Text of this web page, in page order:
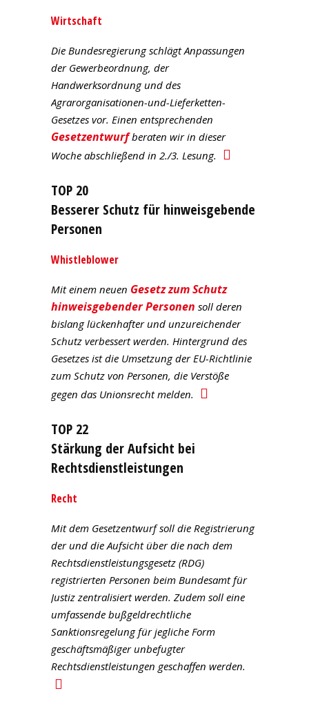
Wirtschaft
Die Bundesregierung schlägt Anpassungen
der Gewerbeordnung, der
Handwerksordnung und des
Agrarorganisationen-und-Lieferketten-
Gesetzes vor. Einen entsprechenden
Gesetzentwurfberaten wir in dieser
Woche abschließend in 2./3. Lesung.
TOP 20
Besserer Schutz für hinweisgebende
Personen
Whistleblower
Mit einem neuen Gesetz zum Schutz
hinweisgebender Personen soll deren
bislang lückenhafter und unzureichender
Schutz verbessert werden. Hintergrund des
Gesetzes ist die Umsetzung der EU-Richtlinie
zum Schutz von Personen, die Verstöße
gegen das Unionsrecht melden.
TOP 22
Stärkung der Aufsicht bei
Rechtsdienstleistungen
Recht
Mit dem Gesetzentwurf soll die Registrierung
der und die Aufsicht über die nach dem
Rechtsdienstleistungsgesetz (RDG)
registrierten Personen beim Bundesamt für
Justiz zentralisiert werden. Zudem soll eine
umfassende bußgeldrechtliche
Sanktionsregelung für jegliche Form
geschäftsmäßiger unbefugter
Rechtsdienstleistungen geschaffen werden.